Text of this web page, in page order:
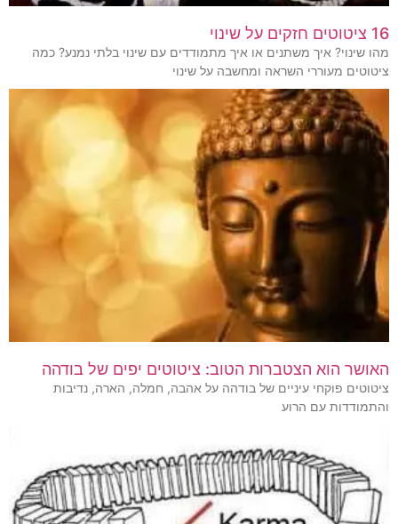
16 ציטוטים חזקים על שינוי
מהו שינוי? איך משתנים או איך מתמודדים עם שינוי בלתי נמנע? כמה
ציטוטים מעוררי השראה ומחשבה על שינוי
האושר הוא הצטברות הטוב: ציטוטים יפים של בודהה
ציטוטים פוקחי עיניים של בודהה על אהבה, חמלה, הארה, נדיבות
והתמודדות עם הרוע